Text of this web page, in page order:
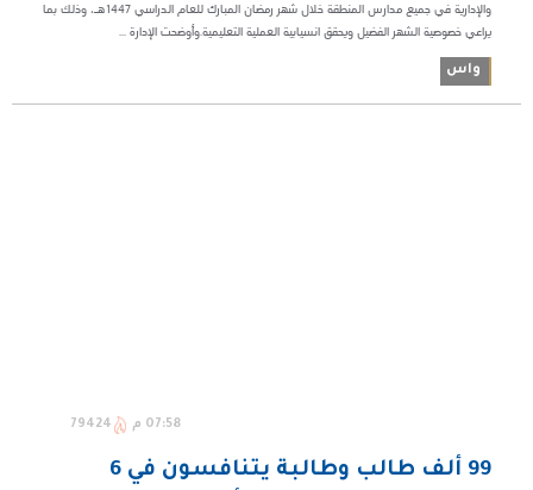
والإدارية في جميع مدارس المنطقة خلال شهر رمضان المبارك للعام الدراسي 1447هـ، وذلك بما
يراعي خصوصية الشهر الفضيل ويحقق انسيابية العملية التعليمية.وأوضحت الإدارة ...
واس
07:58 م 79424
99 ألف طالب وطالبة يتنافسون في 6